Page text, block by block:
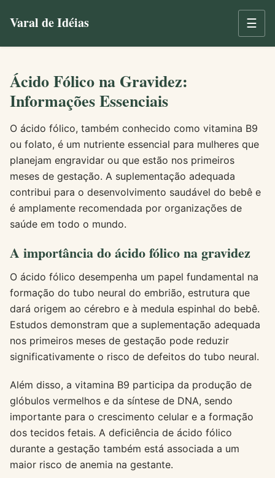
Varal de Idéias ☰
Ácido Fólico na Gravidez:
Informações Essenciais
O ácido fólico, também conhecido como vitamina B9
ou folato, é um nutriente essencial para mulheres que
planejam engravidar ou que estão nos primeiros
meses de gestação. A suplementação adequada
contribui para o desenvolvimento saudável do bebê e
é amplamente recomendada por organizações de
saúde em todo o mundo.
A importância do ácido fólico na gravidez
O ácido fólico desempenha um papel fundamental na
formação do tubo neural do embrião, estrutura que
dará origem ao cérebro e à medula espinhal do bebê.
Estudos demonstram que a suplementação adequada
nos primeiros meses de gestação pode reduzir
significativamente o risco de defeitos do tubo neural.
Além disso, a vitamina B9 participa da produção de
glóbulos vermelhos e da síntese de DNA, sendo
importante para o crescimento celular e a formação
dos tecidos fetais. A deficiência de ácido fólico
durante a gestação também está associada a um
maior risco de anemia na gestante.